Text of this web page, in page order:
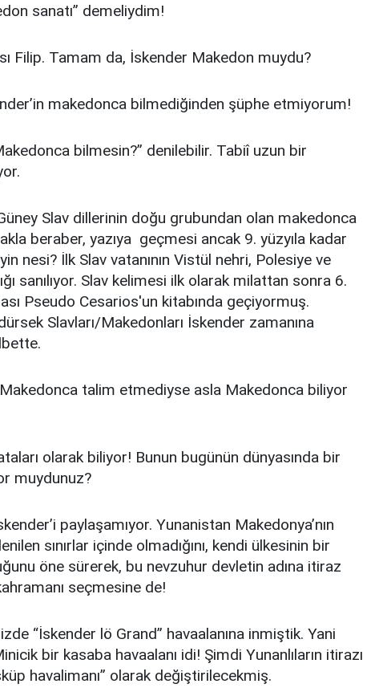
sanatı” demeliydim!
Filip. Tamam da, İskender Makedon muydu?
makedonca bilmediğinden şüphe etmiyorum!
bilmesin?” denilebilir. Tabiî uzun bir
Slav dillerinin doğu grubundan olan makedonca
beraber, yazıya geçmesi ancak 9. yüzyıla kadar
nesi? İlk Slav vatanının Vistül nehri, Polesiye ve
sanılıyor. Slav kelimesi ilk olarak milattan sonra 6.
Pseudo Cesarios'un kitabında geçiyormuş.
Slavları/Makedonları İskender zamanına
Makedonca talim etmediyse asla Makedonca biliyor
olarak biliyor! Bunun bugünün dünyasında bir
muydunuz?
paylaşamıyor. Yunanistan Makedonya’nın
sınırlar içinde olmadığını, kendi ülkesinin bir
öne sürerek, bu nevzuhur devletin adına itiraz
seçmesine de!
“İskender lö Grand” havaalanına inmiştik. Yani
bir kasaba havaalanı idi! Şimdi Yunanlıların itirazı
havalimanı” olarak değiştirilecekmiş.